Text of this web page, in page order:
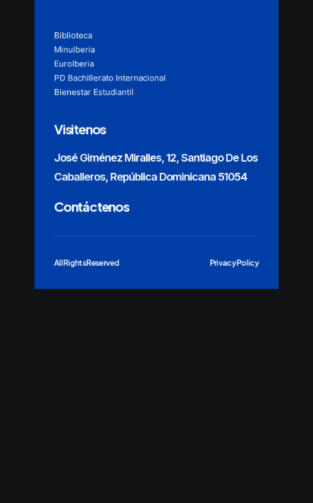
Biblioteca
MinuIberia
EuroIberia
PD Bachillerato Internacional
Bienestar Estudiantil
Visitenos
José Giménez Miralles, 12, Santiago De Los
Caballeros, República Dominicana 51054
Contáctenos
All Rights Reserved Privacy Policy